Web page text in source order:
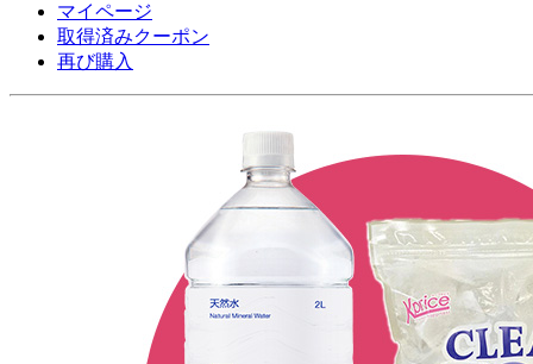
マイページ
取得済みクーポン
再び購入